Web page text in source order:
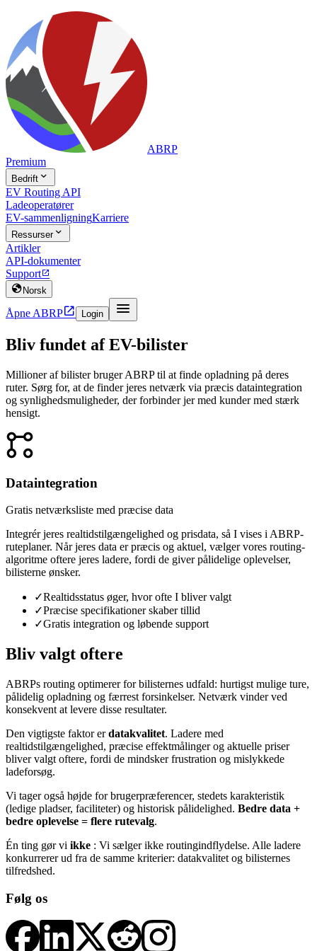
ABRP
Premium
Bedrift 
EV Routing API
Ladeoperatører
EV-sammenligningKarriere
Ressurser
Artikler
API-dokumenter
Support
 Norsk
Åpne ABRP Login 
Bliv fundet af EV-bilister
Millioner af bilister bruger ABRP til at finde opladning på deres
ruter. Sørg for, at de finder jeres netværk via præcis dataintegration
og synlighedsmuligheder, der forbinder jer med kunder med stærk
hensigt.

Dataintegration
Gratis netværksliste med præcise data
Integrér jeres realtidstilgængelighed og prisdata, så I vises i ABRP-
ruteplaner. Når jeres data er præcis og aktuel, vælger vores routing-
algoritme oftere jeres ladere, fordi de giver pålidelige oplevelser,
bilisterne ønsker.
✓Realtidsstatus øger, hvor ofte I bliver valgt
✓Præcise specifikationer skaber tillid
✓Gratis integration og løbende support
Bliv valgt oftere
ABRPs routing optimerer for bilisternes udfald: hurtigst mulige ture,
pålidelig opladning og færrest forsinkelser. Netværk vinder ved
konsekvent at levere disse resultater.
Den vigtigste faktor er datakvalitet. Ladere med
realtidstilgængelighed, præcise effektmålinger og aktuelle priser
bliver valgt oftere, fordi de mindsker frustration og mislykkede
ladeforsøg.
Vi tager også højde for brugerpræferencer, stedets karakteristik
(ledige pladser, faciliteter) og historisk pålidelighed. Bedre data +
bedre oplevelse = flere rutevalg.
Én ting gør vi ikke : Vi sælger ikke routingindflydelse. Alle ladere
konkurrerer ud fra de samme kriterier: datakvalitet og bilisternes
tilfredshed.
Følg os